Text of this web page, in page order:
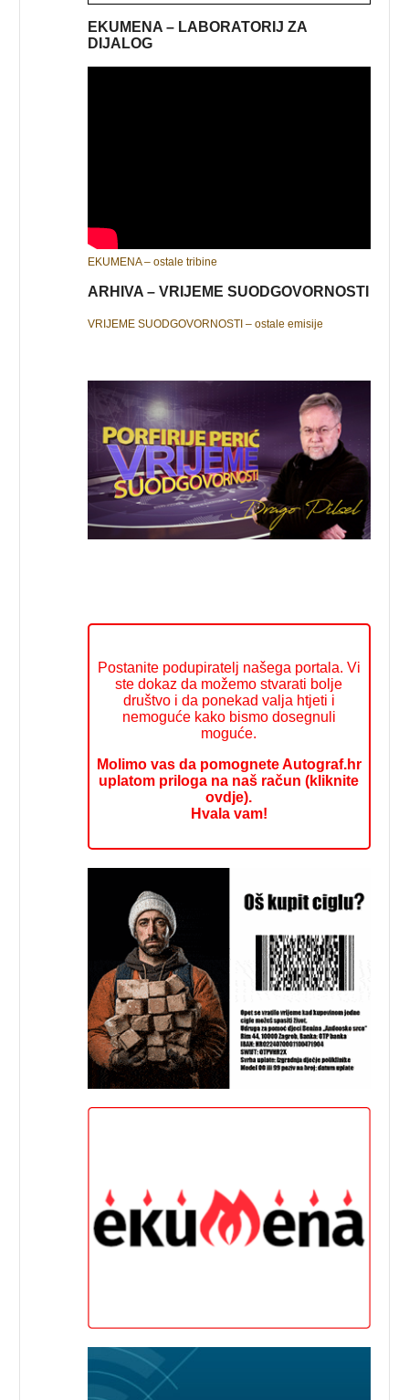
EKUMENA – LABORATORIJ ZA
DIJALOG
EKUMENA – ostale tribine
ARHIVA – VRIJEME SUODGOVORNOSTI
VRIJEME SUODGOVORNOSTI – ostale emisije
Postanite podupiratelj našega portala. Vi
ste dokaz da možemo stvarati bolje
društvo i da ponekad valja htjeti i
nemoguće kako bismo dosegnuli
moguće.
Molimo vas da pomognete Autograf.hr
uplatom priloga na naš račun (kliknite
ovdje).
Hvala vam!